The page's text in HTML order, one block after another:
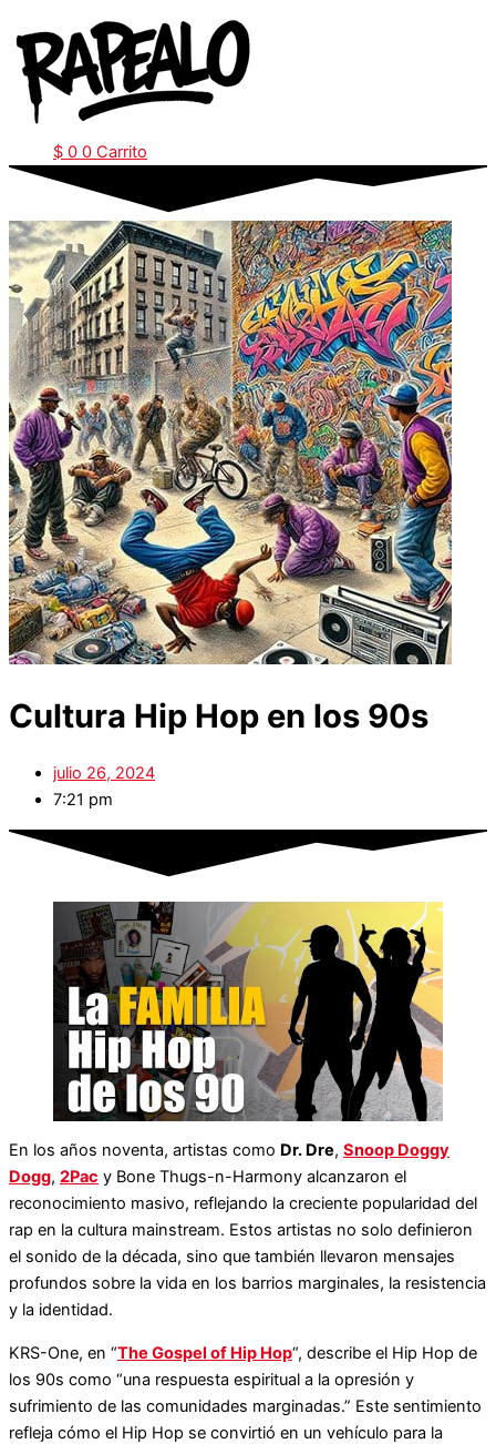
al
contenido
$ 0 0 Carrito
Cultura Hip Hop en los 90s
julio 26, 2024
7:21 pm
En los años noventa, artistas como Dr. Dre, Snoop Doggy
Dogg, 2Pac y Bone Thugs-n-Harmony alcanzaron el
reconocimiento masivo, reflejando la creciente popularidad del
rap en la cultura mainstream. Estos artistas no solo definieron
el sonido de la década, sino que también llevaron mensajes
profundos sobre la vida en los barrios marginales, la resistencia
y la identidad.
KRS-One, en “The Gospel of Hip Hop“, describe el Hip Hop de
los 90s como “una respuesta espiritual a la opresión y
sufrimiento de las comunidades marginadas.” Este sentimiento
refleja cómo el Hip Hop se convirtió en un vehículo para la